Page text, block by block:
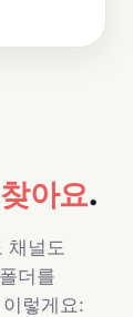
아요.
채널도
더를
렇게요: